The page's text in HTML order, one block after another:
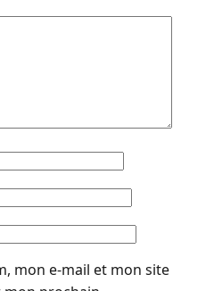
mon e-mail et mon site